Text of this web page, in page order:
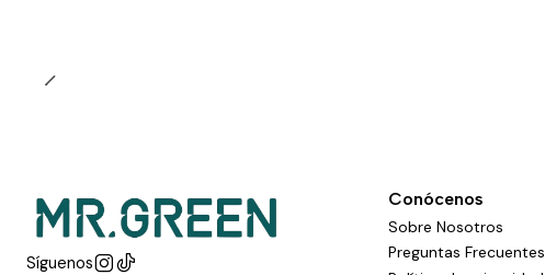
Síguenos
Conócenos
Sobre Nosotros
Preguntas Frecuentes